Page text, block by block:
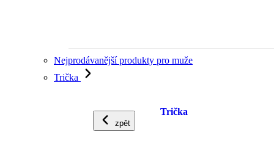
Nejprodávanější produkty pro muže
Trička
zpět
Trička